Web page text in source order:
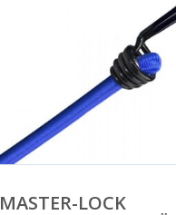
MASTER-LOCK